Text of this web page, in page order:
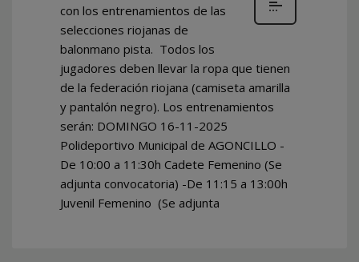
con los entrenamientos de las
selecciones riojanas de
balonmano pista. Todos los
jugadores deben llevar la ropa que tienen
de la federación riojana (camiseta amarilla
y pantalón negro). Los entrenamientos
serán: DOMINGO 16-11-2025
Polideportivo Municipal de AGONCILLO -
De 10:00 a 11:30h Cadete Femenino (Se
adjunta convocatoria) -De 11:15 a 13:00h
Juvenil Femenino (Se adjunta